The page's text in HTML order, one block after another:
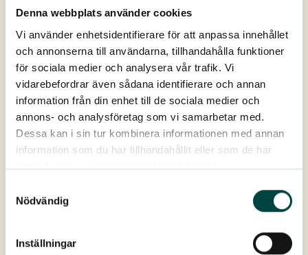
Denna webbplats använder cookies
Vi använder enhetsidentifierare för att anpassa innehållet
och annonserna till användarna, tillhandahålla funktioner
för sociala medier och analysera vår trafik. Vi
vidarebefordrar även sådana identifierare och annan
information från din enhet till de sociala medier och
annons- och analysföretag som vi samarbetar med.
Dessa kan i sin tur kombinera informationen med annan
information som du har tillhandahållit eller som de har
samlat in när du har använt deras tjänster.
Nödvändig
Inställningar
Rotklumpen er 9 cm dyp og 4 cm i diameter, rotvolum
Levering: April–oktober
Produktdata
Art nr: